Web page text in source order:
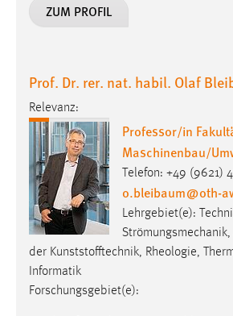
ZUM PROFIL
Prof. Dr. rer. nat. habil. Olaf
Relevanz:
Professor/in
Maschinenbau/
Telefon: +49 (9621)
o.bleibaum@oth-
Lehrgebiet(e):
der Kunststofftechnik, Rheologie,
Informatik
Forschungsgebiet(e):